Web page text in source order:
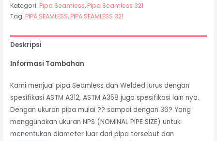
Kategori: Pipa Seamless, Pipa Seamless 321
Tag: PIPA SEAMLESS, PIPA SEAMLESS 321
Deskripsi
Informasi Tambahan
Kami menjual pipa Seamless dan Welded lurus dengan
spesifikasi ASTM A312, ASTM A358 juga spesifikasi lain nya.
Dengan ukuran pipa mulai ?? sampai dengan 36? Yang
menggunakan ukuran NPS (NOMINAL PIPE SIZE) untuk
menentukan diameter luar dari pipa tersebut dan